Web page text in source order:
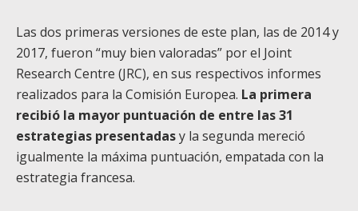
Las dos primeras versiones de este plan, las de 2014 y
2017, fueron “muy bien valoradas” por el Joint
Research Centre (JRC), en sus respectivos informes
realizados para la Comisión Europea. La primera
recibió la mayor puntuación de entre las 31
estrategias presentadasy la segunda mereció
igualmente la máxima puntuación, empatada con la
estrategia francesa.